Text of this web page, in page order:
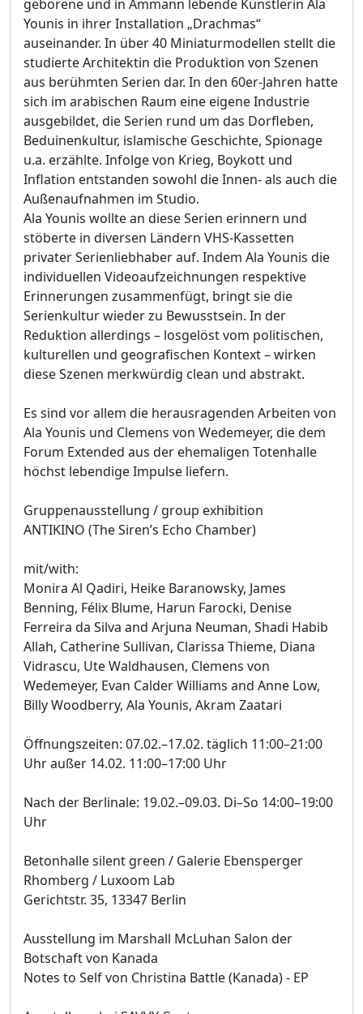
geborene und in Ammann lebende Künstlerin Ala
Younis in ihrer Installation „Drachmas“
auseinander. In über 40 Miniaturmodellen stellt die
studierte Architektin die Produktion von Szenen
aus berühmten Serien dar. In den 60er-Jahren hatte
sich im arabischen Raum eine eigene Industrie
ausgebildet, die Serien rund um das Dorfleben,
Beduinenkultur, islamische Geschichte, Spionage
u.a. erzählte. Infolge von Krieg, Boykott und
Inflation entstanden sowohl die Innen- als auch die
Außenaufnahmen im Studio.
Ala Younis wollte an diese Serien erinnern und
stöberte in diversen Ländern VHS-Kassetten
privater Serienliebhaber auf. Indem Ala Younis die
individuellen Videoaufzeichnungen respektive
Erinnerungen zusammenfügt, bringt sie die
Serienkultur wieder zu Bewusstsein. In der
Reduktion allerdings – losgelöst vom politischen,
kulturellen und geografischen Kontext – wirken
diese Szenen merkwürdig clean und abstrakt.
Es sind vor allem die herausragenden Arbeiten von
Ala Younis und Clemens von Wedemeyer, die dem
Forum Extended aus der ehemaligen Totenhalle
höchst lebendige Impulse liefern.
Gruppenausstellung / group exhibition
ANTIKINO (The Siren’s Echo Chamber)
mit/with:
Monira Al Qadiri, Heike Baranowsky, James
Benning, Félix Blume, Harun Farocki, Denise
Ferreira da Silva and Arjuna Neuman, Shadi Habib
Allah, Catherine Sullivan, Clarissa Thieme, Diana
Vidrascu, Ute Waldhausen, Clemens von
Wedemeyer, Evan Calder Williams and Anne Low,
Billy Woodberry, Ala Younis, Akram Zaatari
Öffnungszeiten: 07.02.–17.02. täglich 11:00–21:00
Uhr außer 14.02. 11:00–17:00 Uhr
Nach der Berlinale: 19.02.–09.03. Di–So 14:00–19:00
Uhr
Betonhalle silent green / Galerie Ebensperger
Rhomberg / Luxoom Lab
Gerichtstr. 35, 13347 Berlin
Ausstellung im Marshall McLuhan Salon der
Botschaft von Kanada
Notes to Self von Christina Battle (Kanada) - EP